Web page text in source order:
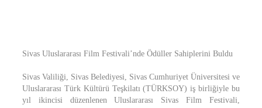
Sivas Uluslararası Film Festivali’nde Ödüller Sahiplerini Buldu
Sivas Valiliği, Sivas Belediyesi, Sivas Cumhuriyet Üniversitesi ve
Uluslararası Türk Kültürü Teşkilatı (TÜRKSOY) iş birliğiyle bu
yıl ikincisi düzenlenen Uluslararası Sivas Film Festivali,